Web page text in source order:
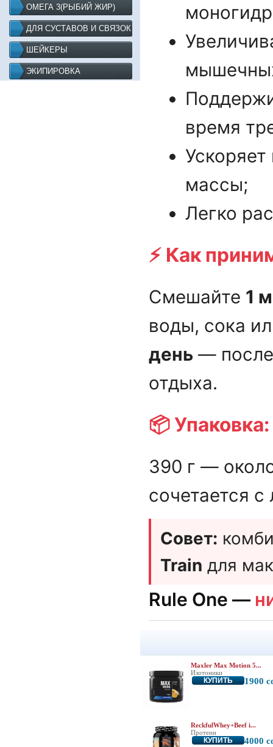
ОМЕГА 3(РЫБИЙ ЖИР)
ДЛЯ СУСТАВОВ И СВЯЗОК
ШЕЙКЕРЫ
ЭКИПИРОВКА
время
массы;
Легко
⚡ Как
Смешайте 1
воды, сока
день —
отдыха.
📦 Упаковка:
390 г —
сочетается
Совет:
Train для
Rule One —
Maxler Max Motion 5...
Изотоники
1900
КУПИТЬ
ReckfulWhey+Beef i...
Протеин
4000
КУПИТЬ